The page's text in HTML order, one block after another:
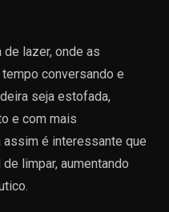
de lazer, onde as
conversando e
seja estofada,
e com mais
assim é interessante que
limpar, aumentando